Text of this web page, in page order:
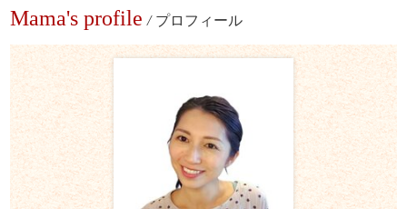
Mama's profile / プロフィール